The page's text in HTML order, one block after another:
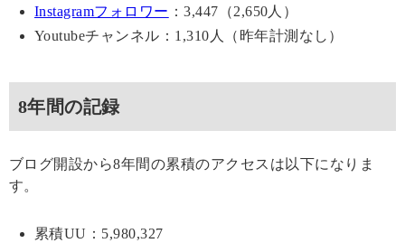
Instagramフォロワー ：3,447（2,650人）
Youtubeチャンネル：1,310人（昨年計測なし）
8年間の記録
ブログ開設から8年間の累積のアクセスは以下になりま
す。
累積UU：5,980,327